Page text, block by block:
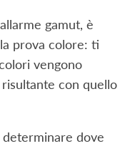
gamut, è
prova colore: ti
vengono
con quello
dove